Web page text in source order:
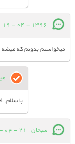
19 - 04 - 1396
میخواستم بدونم که میشه
با سلام.
سبحان 21 - 04 - 1396